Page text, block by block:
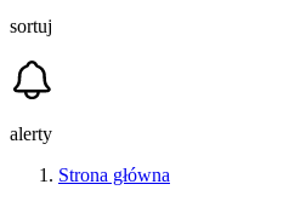
sortuj
alerty
Strona główna